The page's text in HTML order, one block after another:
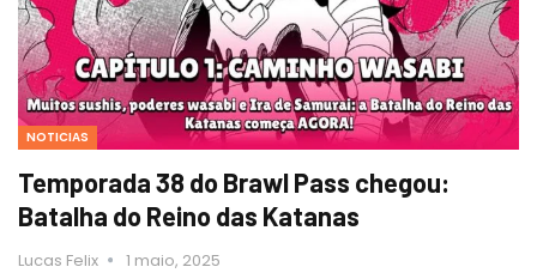
NOTICIAS
Temporada 38 do Brawl Pass chegou:
Batalha do Reino das Katanas
Lucas Felix 1 maio, 2025